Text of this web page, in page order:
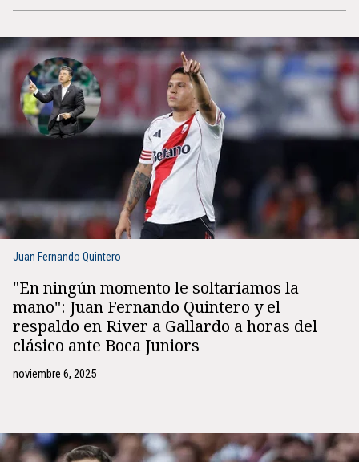
Juan Fernando Quintero
"En ningún momento le soltaríamos la
mano": Juan Fernando Quintero y el
respaldo en River a Gallardo a horas del
clásico ante Boca Juniors
noviembre 6, 2025